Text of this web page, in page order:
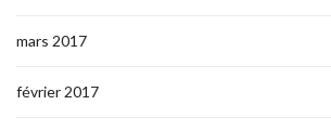
mars 2017
février 2017